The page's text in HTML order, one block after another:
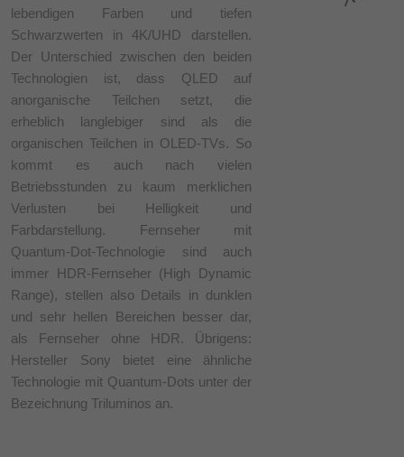
lebendigen Farben und tiefen
Schwarzwerten in 4K/UHD darstellen.
Der Unterschied zwischen den beiden
Technologien ist, dass QLED auf
anorganische Teilchen setzt, die
erheblich langlebiger sind als die
organischen Teilchen in OLED-TVs. So
kommt es auch nach vielen
Betriebsstunden zu kaum merklichen
Verlusten bei Helligkeit und
Farbdarstellung. Fernseher mit
Quantum-Dot-Technologie sind auch
immer HDR-Fernseher (High Dynamic
Range), stellen also Details in dunklen
und sehr hellen Bereichen besser dar,
als Fernseher ohne HDR. Übrigens:
Hersteller Sony bietet eine ähnliche
Technologie mit Quantum-Dots unter der
Bezeichnung Triluminos an.